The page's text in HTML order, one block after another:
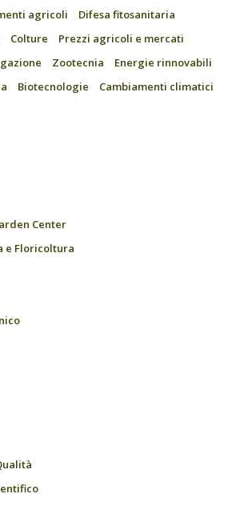
agricoli
Difesa fitosanitaria
Colture
Prezzi agricoli e mercati
Zootecnia
Energie rinnovabili
Biotecnologie
Cambiamenti climatici
Center
e Floricoltura